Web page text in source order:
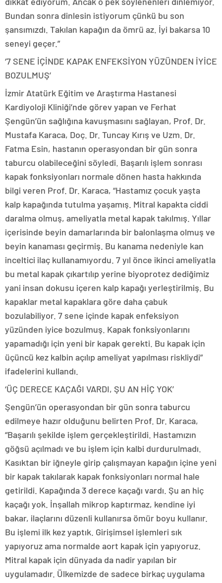
Bundan sonra dinlesin istiyorum çünkü bu son
şansımızdı. Takılan kapağın da ömrü az. İyi bakarsa 10
seneyi geçer.”
‘7 SENE İÇİNDE KAPAK ENFEKSİYON YÜZÜNDEN İYİCE
BOZULMUŞ’
İzmir Atatürk Eğitim ve Araştırma Hastanesi
Kardiyoloji Kliniği’nde görev yapan ve Ferhat
Şengün’ün sağlığına kavuşmasını sağlayan, Prof. Dr.
Mustafa Karaca, Doç. Dr. Tuncay Kırış ve Uzm. Dr.
Fatma Esin, hastanın operasyondan bir gün sonra
taburcu olabileceğini söyledi. Başarılı işlem sonrası
kapak fonksiyonları normale dönen hasta hakkında
bilgi veren Prof. Dr. Karaca, “Hastamız çocuk yaşta
kalp kapağında tutulma yaşamış. Mitral kapakta ciddi
daralma olmuş, ameliyatla metal kapak takılmış. Yıllar
içerisinde beyin damarlarında bir balonlaşma olmuş ve
beyin kanaması geçirmiş. Bu kanama nedeniyle kan
inceltici ilaç kullanamıyordu. 7 yıl önce ikinci ameliyatla
bu metal kapak çıkartılıp yerine biyoprotez dediğimiz
yani insan dokusu içeren kalp kapağı yerleştirilmiş. Bu
kapaklar metal kapaklara göre daha çabuk
bozulabiliyor. 7 sene içinde kapak enfeksiyon
yüzünden iyice bozulmuş. Kapak fonksiyonlarını
yapamadığı için yeni bir kapak gerekti. Bu kapak için
üçüncü kez kalbin açılıp ameliyat yapılması riskliydi”
ifadelerini kullandı.
‘ÜÇ DERECE KAÇAĞI VARDI, ŞU AN HİÇ YOK’
Şengün’ün operasyondan bir gün sonra taburcu
edilmeye hazır olduğunu belirten Prof. Dr. Karaca,
“Başarılı şekilde işlem gerçekleştirildi. Hastamızın
göğsü açılmadı ve bu işlem için kalbi durdurulmadı.
Kasıktan bir iğneyle girip çalışmayan kapağın içine yeni
bir kapak takılarak kapak fonksiyonları normal hale
getirildi. Kapağında 3 derece kaçağı vardı. Şu an hiç
kaçağı yok. İnşallah mikrop kaptırmaz, kendine iyi
bakar, ilaçlarını düzenli kullanırsa ömür boyu kullanır.
Bu işlemi ilk kez yaptık. Girişimsel işlemleri sık
yapıyoruz ama normalde aort kapak için yapıyoruz.
Mitral kapak için dünyada da nadir yapılan bir
uygulamadır. Ülkemizde de sadece birkaç uygulama